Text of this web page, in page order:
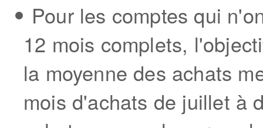
Pour les comptes qui
12 mois complets,
la moyenne des achats
mois d'achats de juillet à